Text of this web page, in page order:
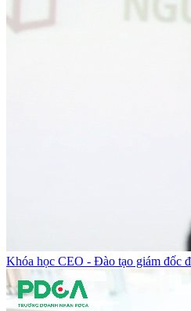
Khóa học CEO - Đào tạo giám đốc